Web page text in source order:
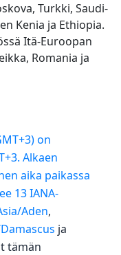
Turkki, Saudi-
Kenia ja Ethiopia.
Itä-Euroopan
Romania ja
on
Alkaen
aika paikassa
13 IANA-
Aden,
ja
tämän